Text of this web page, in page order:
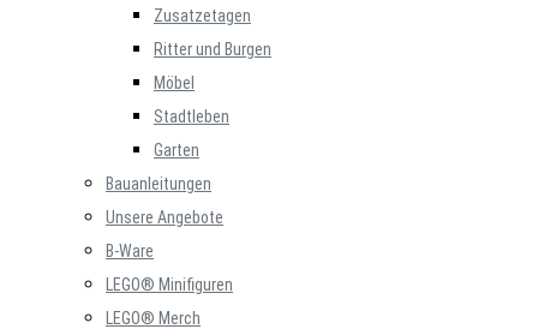
Zusatzetagen
Ritter und Burgen
Möbel
Stadtleben
Garten
Bauanleitungen
Unsere Angebote
B-Ware
LEGO® Minifiguren
LEGO® Merch